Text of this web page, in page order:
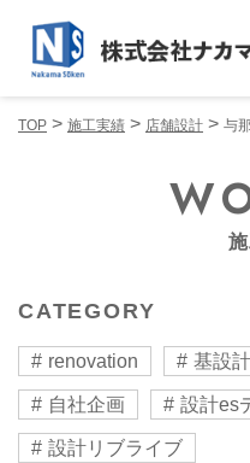
TOP > 施工実績 > 店舗設計 > 与
CATEGORY
renovation 基設計
自社企画 設計es
設計リブライブ